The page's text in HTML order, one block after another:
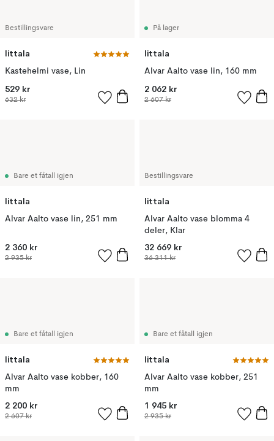
Bestillingsvare
Iittala
Kastehelmi vase, Lin
529 kr
632 kr
På lager
Iittala
Alvar Aalto vase lin, 160 mm
2 062 kr
2 607 kr
Bare et fåtall igjen
Iittala
Alvar Aalto vase lin, 251 mm
2 360 kr
2 935 kr
Bestillingsvare
Iittala
Alvar Aalto vase blomma 4
deler, Klar
32 669 kr
36 311 kr
Bare et fåtall igjen
Iittala
Alvar Aalto vase kobber, 160
mm
2 200 kr
2 607 kr
Bare et fåtall igjen
Iittala
Alvar Aalto vase kobber, 251
mm
1 945 kr
2 935 kr